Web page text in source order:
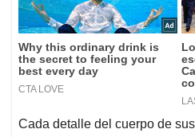
Cada detalle del cuerpo de